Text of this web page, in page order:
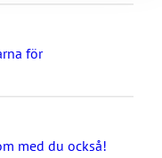
för
med du också!